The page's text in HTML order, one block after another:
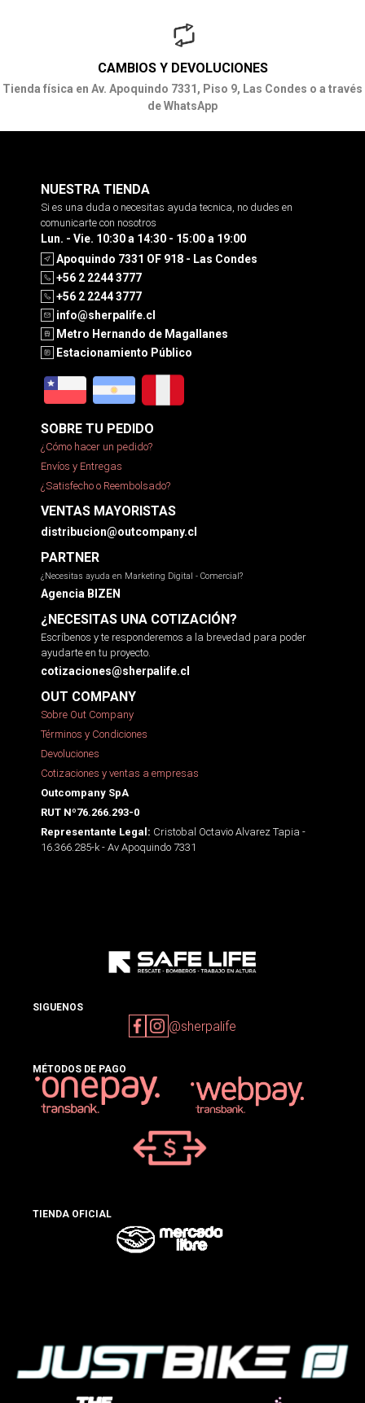
CAMBIOS Y DEVOLUCIONES
Tienda física en Av. Apoquindo 7331, Piso 9, Las Condes o a través
de WhatsApp
NUESTRA TIENDA
Si es una duda o necesitas ayuda tecnica, no dudes en
comunicarte con nosotros
Lun. - Vie. 10:30 a 14:30 - 15:00 a 19:00
Apoquindo 7331 OF 918 - Las Condes
+56 2 2244 3777
+56 2 2244 3777
info@sherpalife.cl
Metro Hernando de Magallanes
Estacionamiento Público
SOBRE TU PEDIDO
¿Cómo hacer un pedido?
Envíos y Entregas
¿Satisfecho o Reembolsado?
VENTAS MAYORISTAS
distribucion@outcompany.cl
PARTNER
¿Necesitas ayuda en Marketing Digital - Comercial?
Agencia BIZEN
¿NECESITAS UNA COTIZACIÓN?
Escríbenos y te responderemos a la brevedad para poder
ayudarte en tu proyecto.
cotizaciones@sherpalife.cl
OUT COMPANY
Sobre Out Company
Términos y Condiciones
Devoluciones
Cotizaciones y ventas a empresas
Outcompany SpA
RUT Nº76.266.293-0
Representante Legal: Cristobal Octavio Alvarez Tapia -
16.366.285-k - Av Apoquindo 7331
SIGUENOS
@sherpalife
MÉTODOS DE PAGO
TIENDA OFICIAL